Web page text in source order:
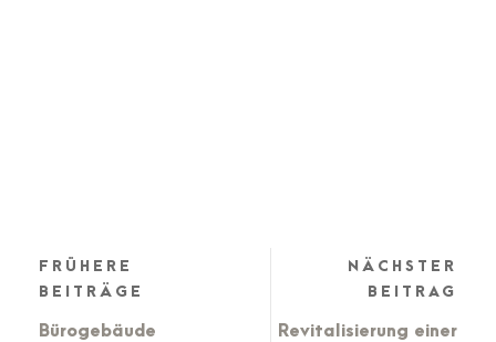
FRÜHERE
BEITRÄGE
Bürogebäude
NÄCHSTER
BEITRAG
Revitalisierung einer